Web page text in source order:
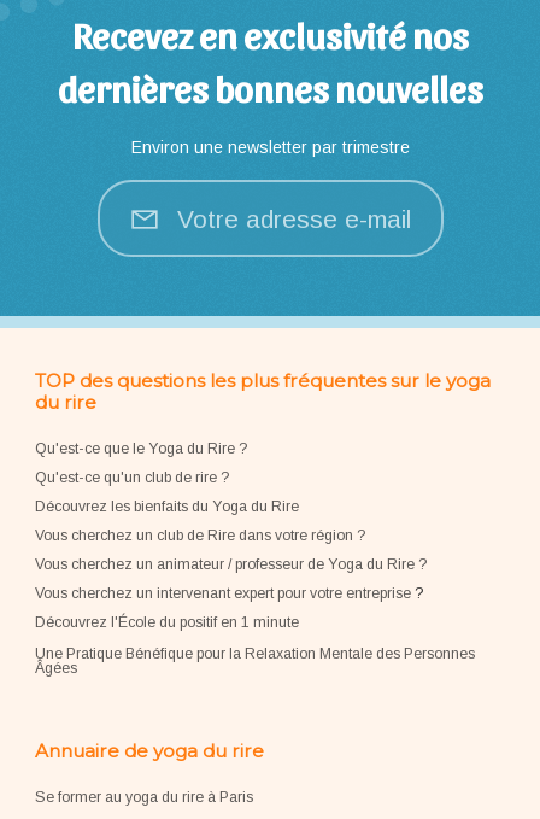
Recevez en exclusivité nos
dernières bonnes nouvelles
Environ une newsletter par trimestre
Votre adresse e-mail
TOP des questions les plus fréquentes sur le yoga
du rire
Qu'est-ce que le Yoga du Rire ?
Qu'est-ce qu'un club de rire ?
Découvrez les bienfaits du Yoga du Rire
Vous cherchez un club de Rire dans votre région ?
Vous cherchez un animateur / professeur de Yoga du Rire ?
Vous cherchez un intervenant expert pour votre entreprise?
Découvrez l'École du positif en 1 minute
Une Pratique Bénéfique pour la Relaxation Mentale des Personnes
Âgées
Annuaire de yoga du rire
Se former au yoga du rire à Paris